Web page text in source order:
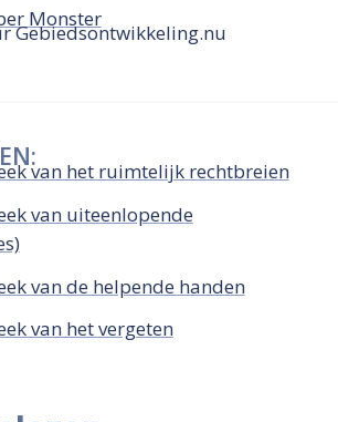
Monster
Gebiedsontwikkeling.nu
van het ruimtelijk rechtbreien
van uiteenlopende
van de helpende handen
van het vergeten